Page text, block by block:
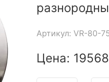
Артикул: VR-80-
Цена: